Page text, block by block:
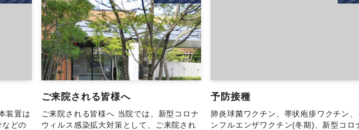
装置は
どの
ご来院される皆様へ
ご来院される皆様へ 当院では、新型コロナ
ウィルス感染拡大対策として、ご来院され
予防接種
肺炎球菌ワクチン、帯状疱疹ワクチン、
ンフルエンザワクチン(冬期)、新型コロ